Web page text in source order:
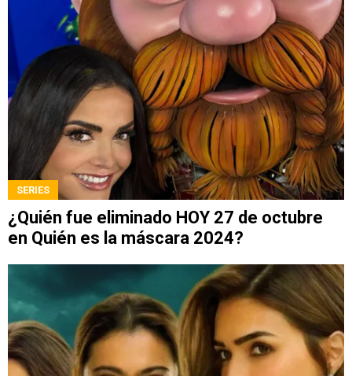
SERIES
¿Quién fue eliminado HOY 27 de octubre
en Quién es la máscara 2024?